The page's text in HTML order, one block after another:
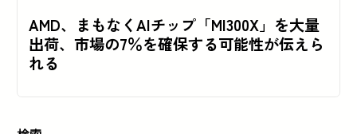
AMD、まもなくAIチップ「MI300X」を大量
出荷、市場の7％を確保する可能性が伝えら
れる